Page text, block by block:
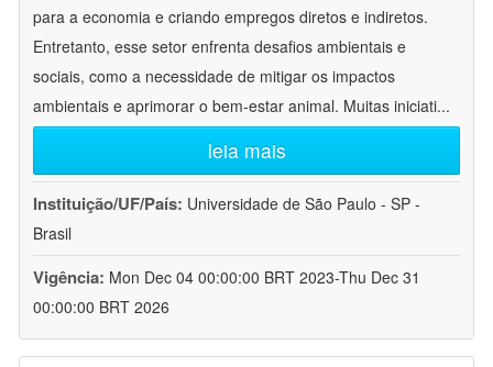
para a economia e criando empregos diretos e indiretos.
Entretanto, esse setor enfrenta desafios ambientais e
sociais, como a necessidade de mitigar os impactos
ambientais e aprimorar o bem-estar animal. Muitas iniciati...
leia mais
Instituição/UF/País: Universidade de São Paulo - SP -
Brasil
Vigência: Mon Dec 04 00:00:00 BRT 2023-Thu Dec 31
00:00:00 BRT 2026